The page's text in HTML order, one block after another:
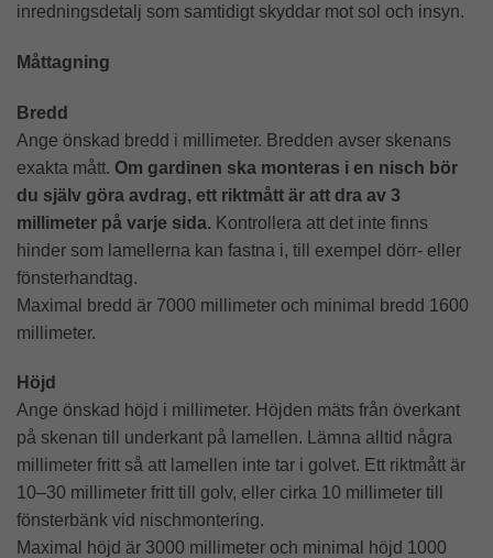
inredningsdetalj som samtidigt skyddar mot sol och insyn.
Måttagning
Bredd
Ange önskad bredd i millimeter. Bredden avser skenans
exakta mått. Om gardinen ska monteras i en nisch bör
du själv göra avdrag, ett riktmått är att dra av 3
millimeter på varje sida. Kontrollera att det inte finns
hinder som lamellerna kan fastna i, till exempel dörr- eller
fönsterhandtag.
Maximal bredd är 7000 millimeter och minimal bredd 1600
millimeter.
Höjd
Ange önskad höjd i millimeter. Höjden mäts från överkant
på skenan till underkant på lamellen. Lämna alltid några
millimeter fritt så att lamellen inte tar i golvet. Ett riktmått är
10–30 millimeter fritt till golv, eller cirka 10 millimeter till
fönsterbänk vid nischmontering.
Maximal höjd är 3000 millimeter och minimal höjd 1000